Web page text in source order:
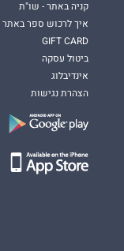
קניה באתר - שו"ת
איך לרכוש ספר באתר
GIFT CARD
ביטול עסקה
אינדיבלוג
הצהרת נגישות